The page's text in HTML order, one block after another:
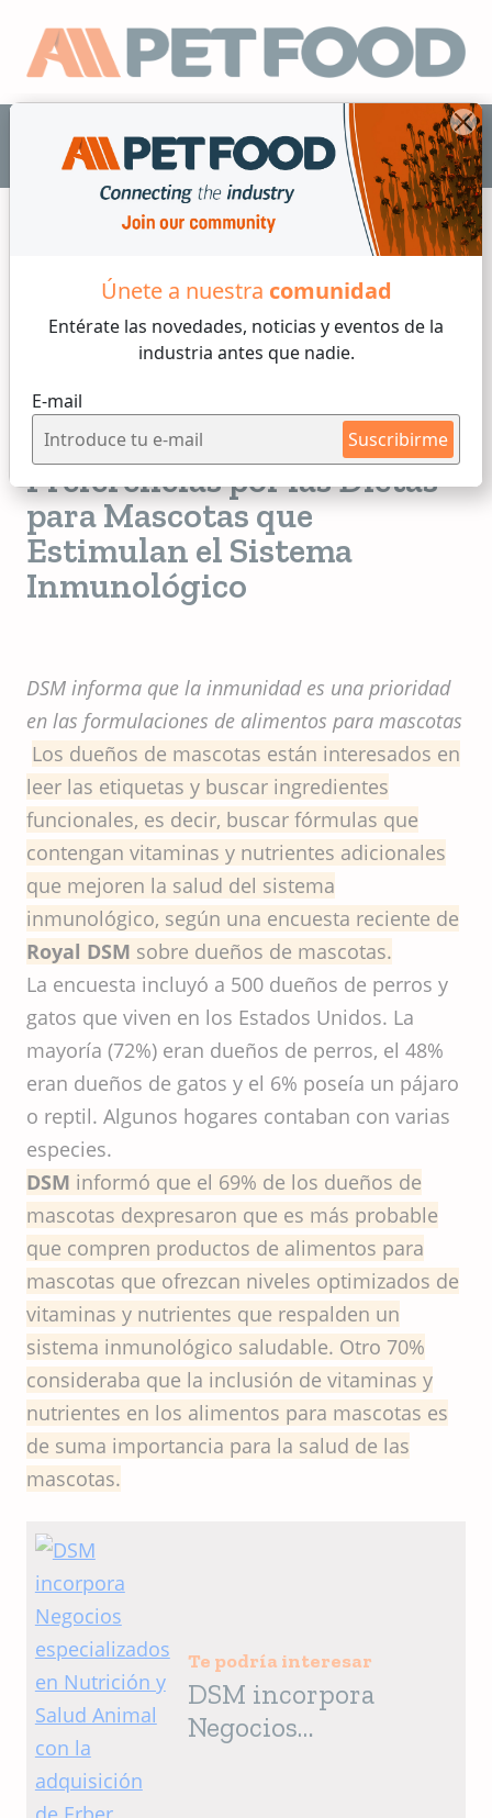
Únete a nuestra comunidad
Entérate las novedades, noticias y eventos de la
industria antes que nadie.
E-mail
Suscribirme
ES
Vitaminas
2 min de lectura
Lunes, 31 de Agosto, 2020
DSM destaca las
Preferencias por las Dietas
para Mascotas que
Estimulan el Sistema
Inmunológico
DSM informa que la inmunidad es una prioridad
en las formulaciones de alimentos para mascotas
Los dueños de mascotas están interesados en
leer las etiquetas y buscar ingredientes
funcionales, es decir, buscar fórmulas que
contengan vitaminas y nutrientes adicionales
que mejoren la salud del sistema
inmunológico, según una encuesta reciente de
Royal DSM sobre dueños de mascotas.
La encuesta incluyó a 500 dueños de perros y
gatos que viven en los Estados Unidos. La
mayoría (72%) eran dueños de perros, el 48%
eran dueños de gatos y el 6% poseía un pájaro
o reptil. Algunos hogares contaban con varias
especies.
DSM informó que el 69% de los dueños de
mascotas dexpresaron que es más probable
que compren productos de alimentos para
mascotas que ofrezcan niveles optimizados de
vitaminas y nutrientes que respalden un
sistema inmunológico saludable. Otro 70%
consideraba que la inclusión de vitaminas y
nutrientes en los alimentos para mascotas es
de suma importancia para la salud de las
mascotas.
Te podría interesar
DSM incorpora
Negocios